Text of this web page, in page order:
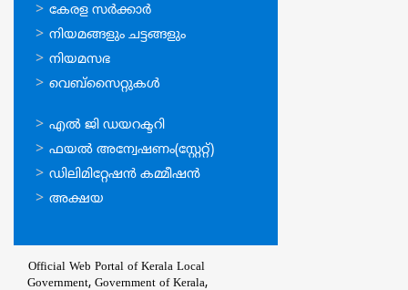
ഉപയോഗപ്രദമായ
കണ്ണികള്‍
കേരള സര്‍ക്കാര്‍
നിയമങ്ങളും ചട്ടങ്ങളും
നിയമസഭ
വെബ്സൈറ്റുകള്‍
ഉപയോഗപ്രദമായ
കണ്ണികള്‍
എല്‍ ജി ഡയറക്ടറി
ഫയല്‍ അന്വേഷണം(സ്റ്റേറ്റ്)
ഡിലിമിറ്റേഷന്‍ കമ്മീഷന്‍
അക്ഷയ
Official Web Portal of Kerala Local
Government, Government of Kerala,